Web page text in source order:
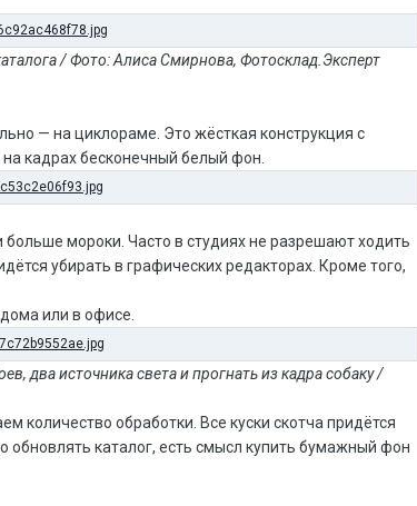
/ Фото: Алиса Смирнова, Фотосклад.Эксперт
— на циклораме. Это жёсткая конструкция с
кадрах бесконечный белый фон.
мороки. Часто в студиях не разрешают ходить
убирать в графических редакторах. Кроме того,
или в офисе.
два источника света и прогнать из кадра собаку /
обработки. Все куски скотча придётся
каталог, есть смысл купить бумажный фон